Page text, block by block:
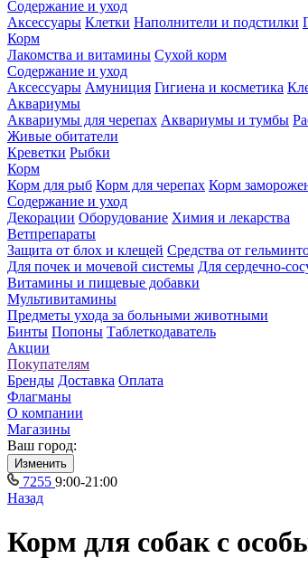
Содержание и уход
Аксессуары Клетки Наполнители и подстилки
Корм
Лакомства и витамины Сухой корм
Содержание и уход
Аксессуары Амуниция Гигиена и косметика
Аквариумы
Аквариумы для черепах Аквариумы и тумбы
Живые обитатели
Креветки Рыбки
Корм
Корм для рыб Корм для черепах Корм
Содержание и уход
Декорации Оборудование Химия и лекарства
Ветпрепараты
Защита от блох и клещей Средства от
Для почек и мочевой системы Для сердечно-
Витамины и пищевые добавки
Мультивитамины
Предметы ухода за больными животными
Бинты Попоны Таблеткодаватель
Акции
Покупателям
Бренды Доставка Оплата
Флагманы
О компании
Магазины
Ваш город:
Изменить
7255 9:00-21:00
Назад
Корм для собак с